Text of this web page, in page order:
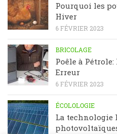
Pourquoi les
Hiver
6 FÉVRIER 2023
BRICOLAGE
Poêle à Pétrole:
Erreur
6 FÉVRIER 2023
ÉCOLOLOGIE
La technologie